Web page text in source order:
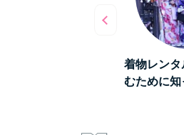
着物レンタ
むために